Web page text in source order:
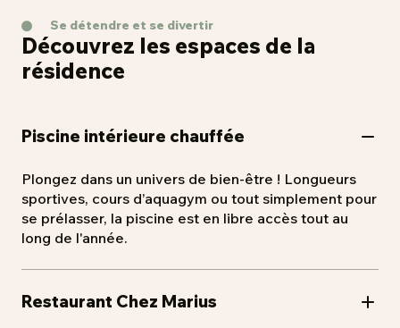
portée de main ! Il n’y a plus qu’à poser vos valises !
Se détendre et se divertir
Découvrez les espaces de la
résidence
Piscine intérieure chauffée
Plongez dans un univers de bien-être ! Longueurs
sportives, cours d’aquagym ou tout simplement pour
se prélasser, la piscine est en libre accès tout au
long de l'année.
Restaurant Chez Marius